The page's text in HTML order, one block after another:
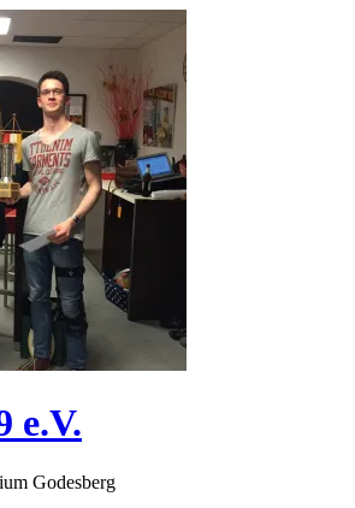
e.V.
Godesberg